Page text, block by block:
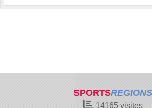
SPORTSREGIONS
14165visites